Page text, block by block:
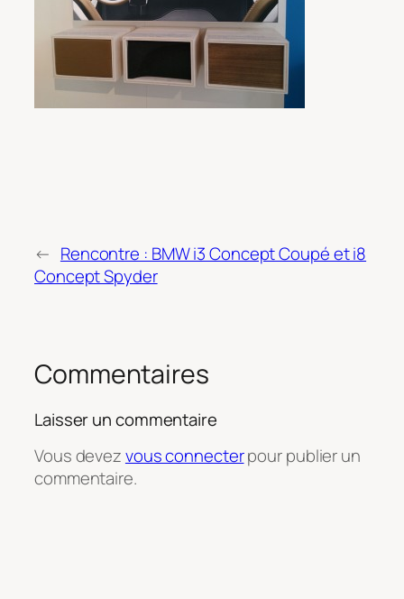
← Rencontre : BMW i3 Concept Coupé et i8
Concept Spyder
Commentaires
Laisser un commentaire
Vous devezvous connecterpour publier un
commentaire.